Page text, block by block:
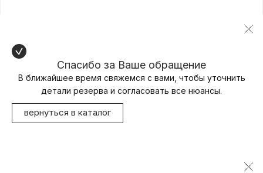
Спасибо за Ваше обращение
В ближайшее время свяжемся с вами, чтобы уточнить
детали резерва и согласовать все нюансы.
вернуться в каталог